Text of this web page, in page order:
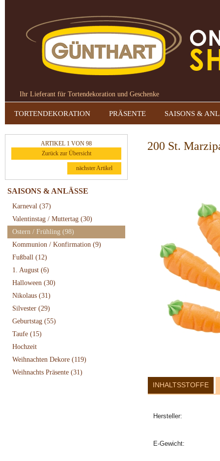
Ihr Lieferant für Tortendekoration und Geschenke
TORTENDEKORATION PRÄSENTE SAISONS &
ARTIKEL 1 VON 98
Zurück zur Übersicht
nächster Artikel
SAISONS & ANLÄSSE
Karneval (37)
Valentinstag / Muttertag (30)
Ostern / Frühling (98)
Kommunion / Konfirmation (9)
Fußball (12)
1. August (6)
Halloween (30)
Nikolaus (31)
Silvester (29)
Geburtstag (55)
Taufe (15)
Hochzeit
Weihnachten Dekore (119)
Weihnachts Präsente (31)
200 St.
INHALTSSTOFFE
Hersteller:
E-Gewicht: